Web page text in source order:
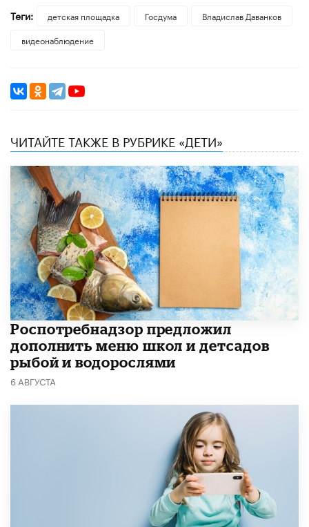
Теги:
детская площадка Госдума
Владислав Даванков
видеонаблюдение
ЧИТАЙТЕ ТАКЖЕ В РУБРИКЕ «ДЕТИ»
Роспотребнадзор предложил
дополнить меню школ и детсадов
рыбой и водорослями
6 АВГУСТА